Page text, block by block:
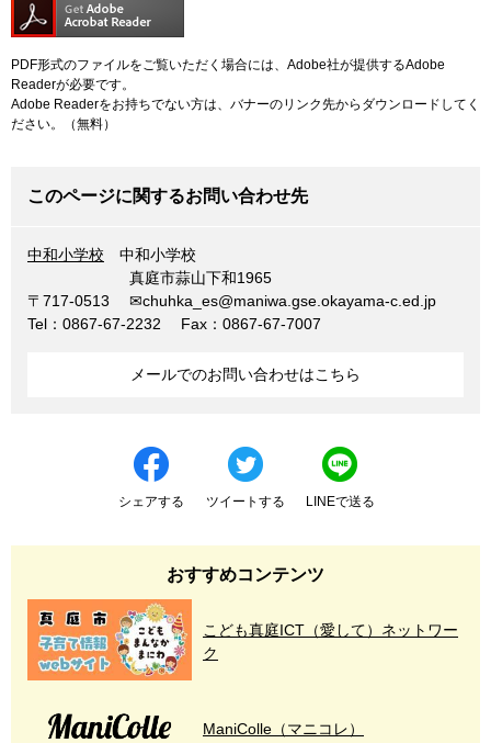
PDF形式のファイルをご覧いただく場合には、Adobe社が提供するAdobe
Readerが必要です。
Adobe Readerをお持ちでない方は、バナーのリンク先からダウンロードしてく
ださい。（無料）
このページに関するお問い合わせ先
中和小学校 中和小学校
〒717-0513
真庭市蒜山下和1965
✉chuhka_es@maniwa.gse.okayama-c.ed.jp
Tel：0867-67-2232
Fax：0867-67-7007
メールでのお問い合わせはこちら
シェアする ツイートする LINEで送る
おすすめコンテンツ
こども真庭ICT（愛して）ネットワー
ク
ManiColle（マニコレ）